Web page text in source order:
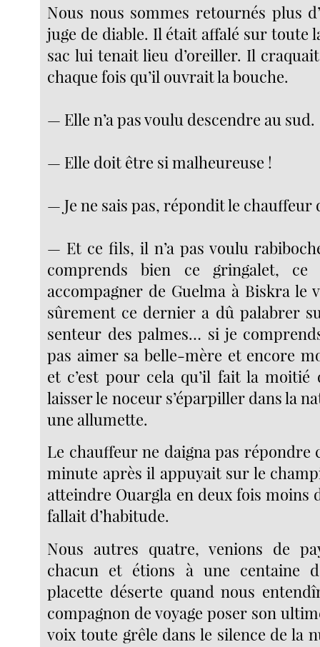
Nous nous sommes retournés plus
juge de diable. Il était affalé sur toute
sac lui tenait lieu d’oreiller. Il
chaque fois qu’il ouvrait la bouche.
— Elle n’a pas voulu descendre au sud.
— Elle doit être si malheureuse !
— Je ne sais pas, répondit le chauffeur
— Et ce fils, il n’a pas voulu
comprends bien ce gringalet,
accompagner de Guelma à Biskra le
sûrement ce dernier a dû palabrer
senteur des palmes… si je
pas aimer sa belle-mère et encore
et c’est pour cela qu’il fait la
laisser le noceur s’éparpiller dans la
une allumette.
Le chauffeur ne daigna pas répondre
minute après il appuyait sur le
atteindre Ouargla en deux fois moins
fallait d’habitude.
Nous autres quatre, venions de
chacun et étions à une centaine
placette déserte quand nous
compagnon de voyage poser son
voix toute grêle dans le silence de la